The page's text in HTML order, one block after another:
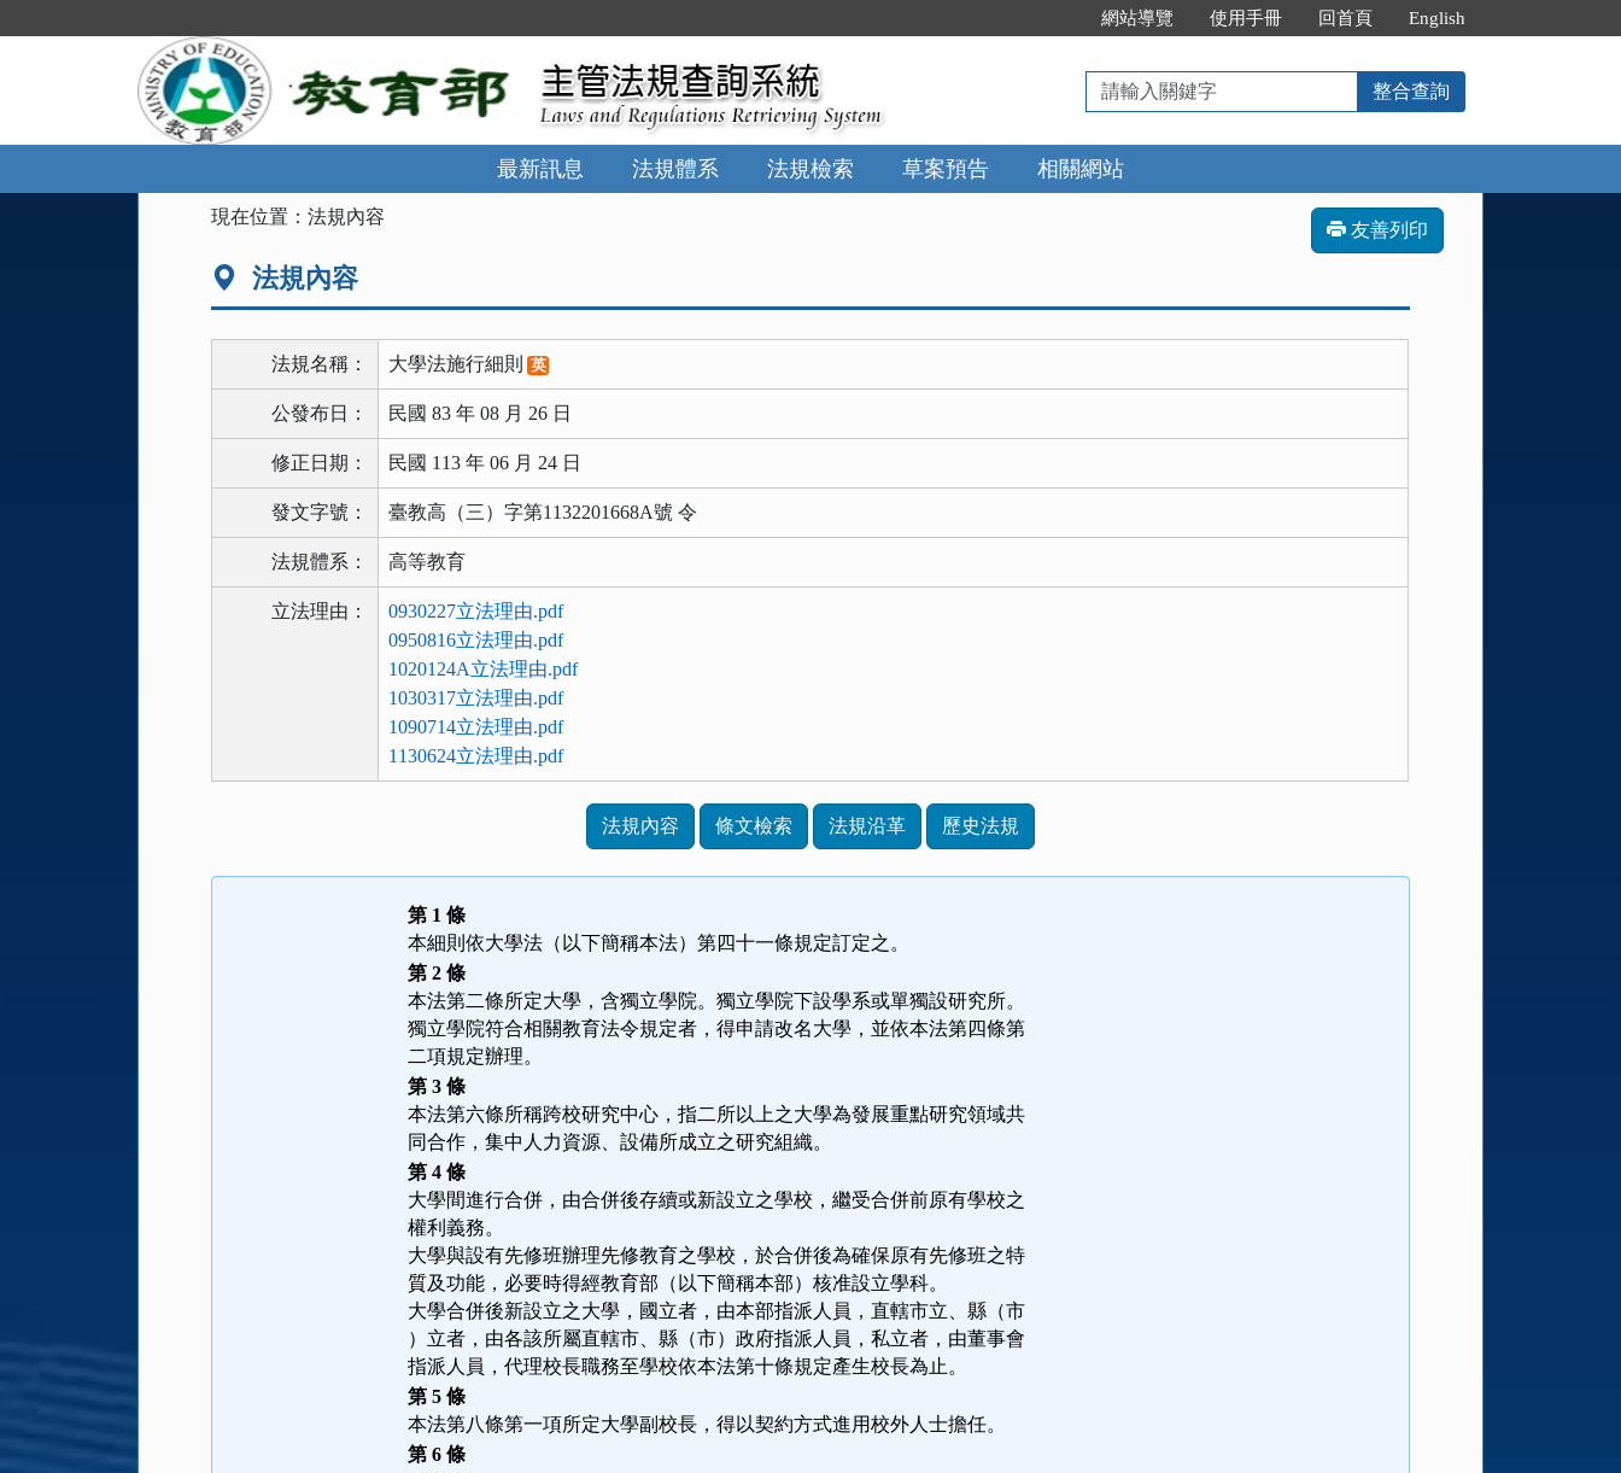
到
網站導覽 使用手冊 回首頁 English
請
輸
入
關
鍵
整合查詢
最新訊息 法規體系 法規檢索 草案預告 相關網站
現在位置：法規內容
友善列印
法規內容
法規名稱： 大學法施行細則 英
公發布日： 民國 83 年 08 月 26 日
修正日期： 民國 113 年 06 月 24 日
發文字號： 臺教高（三）字第1132201668A號 令
法規體系： 高等教育
立法理由：
0930227立法理由.pdf
0950816立法理由.pdf
1020124A立法理由.pdf
1030317立法理由.pdf
1090714立法理由.pdf
1130624立法理由.pdf
功
法規內容 條文檢索 法規沿革 歷史法規
第 1 條
本細則依大學法（以下簡稱本法）第四十一條規定訂定之。
第 2 條
本法第二條所定大學，含獨立學院。獨立學院下設學系或單獨設研究所。
獨立學院符合相關教育法令規定者，得申請改名大學，並依本法第四條第
二項規定辦理。
第 3 條
本法第六條所稱跨校研究中心，指二所以上之大學為發展重點研究領域共
同合作，集中人力資源、設備所成立之研究組織。
第 4 條
大學間進行合併，由合併後存續或新設立之學校，繼受合併前原有學校之
權利義務。
大學與設有先修班辦理先修教育之學校，於合併後為確保原有先修班之特
質及功能，必要時得經教育部（以下簡稱本部）核准設立學科。
大學合併後新設立之大學，國立者，由本部指派人員，直轄市立、縣（市
）立者，由各該所屬直轄市、縣（市）政府指派人員，私立者，由董事會
指派人員，代理校長職務至學校依本法第十條規定產生校長為止。
第 5 條
本法第八條第一項所定大學副校長，得以契約方式進用校外人士擔任。
第 6 條